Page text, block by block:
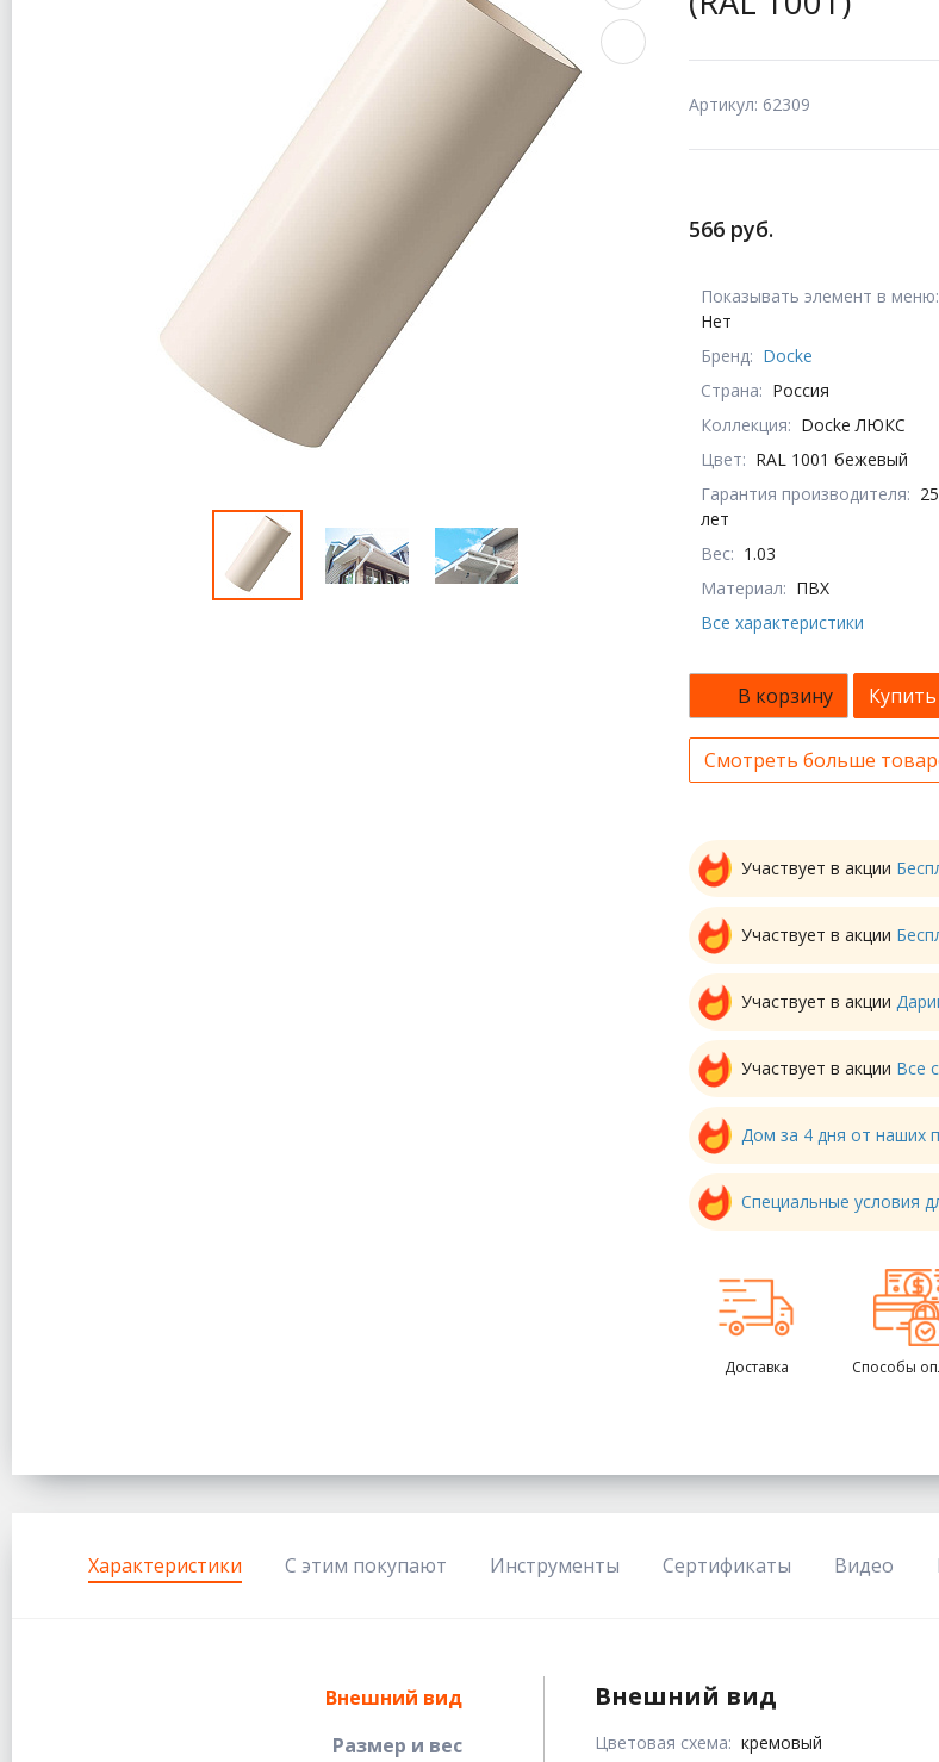
Артикул: 62309
566 руб.
Показывать элемент в меню:
Нет
Бренд: Docke
Страна: Россия
Коллекция: Docke ЛЮКС
Цвет: RAL 1001 бежевый
Гарантия производителя: 25
лет
Вес: 1.03
Материал: ПВХ
Все характеристики
В корзину
Смотреть больше
Участвует в акции
Участвует в акции
Участвует в акции
Участвует в акции Все
Дом за 4 дня от наших
Специальные условия
Доставка Способы
Характеристики С этим покупают Инструменты Сертификаты Видео
Внешний вид
Размер и вес
Внешний вид
Цветовая схема: кремовый